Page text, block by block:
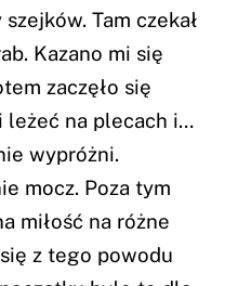
Tam czekał
Kazano mi się
zaczęło się
leżeć na plecach i…
wypróżni.
mocz. Poza tym
miłość na różne
z tego powodu